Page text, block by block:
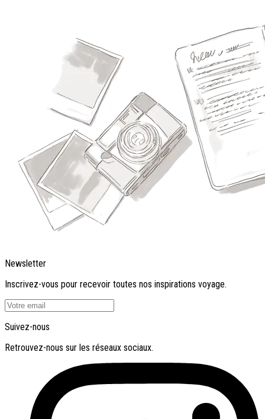
Newsletter
Inscrivez-vous pour recevoir toutes nos inspirations voyage.
Suivez-nous
Retrouvez-nous sur les réseaux sociaux.